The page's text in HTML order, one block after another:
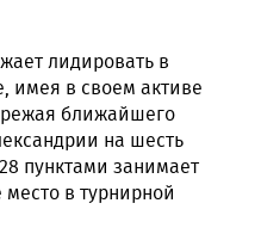
лидировать в
имея в своем активе
ближайшего
на шесть
пунктами занимает
в турнирной